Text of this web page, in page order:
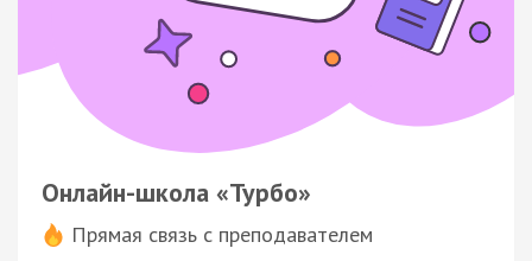
Онлайн-школа «Турбо»
Прямая связь с преподавателем